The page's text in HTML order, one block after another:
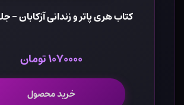
کتاب هری پاتر و زندانی آزکابان
۱۰۷۰۰۰۰ تومان
خرید محصول